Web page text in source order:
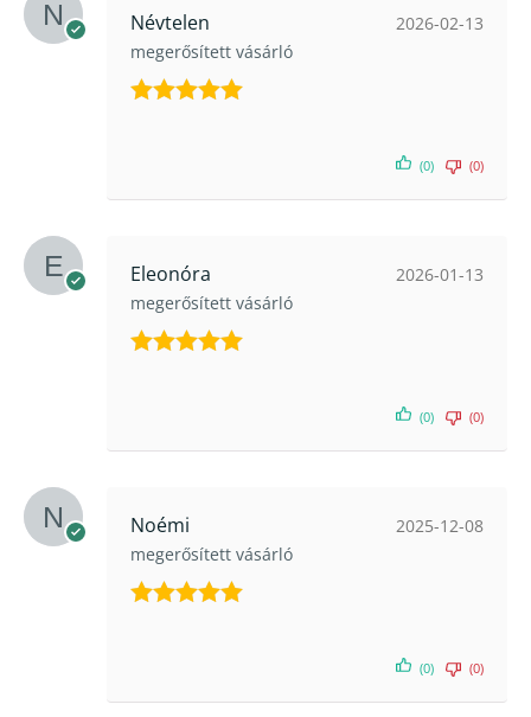
Névtelen
megerősített vásárló
2026-02-13
(0) (0)
Eleonóra
megerősített vásárló
2026-01-13
(0) (0)
Noémi
megerősített vásárló
2025-12-08
(0) (0)